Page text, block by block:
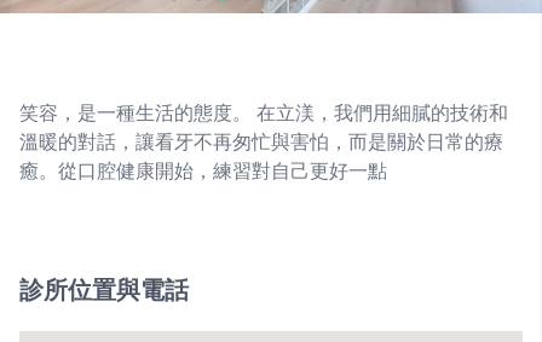
笑容，是一種生活的態度。 在立渼，我們用細膩的技術和
溫暖的對話，讓看牙不再匆忙與害怕，而是關於日常的療
癒。從口腔健康開始，練習對自己更好一點
診所位置與電話